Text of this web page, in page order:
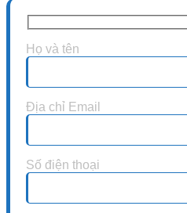
Họ và tên
Địa chỉ Email
Số điện thoại